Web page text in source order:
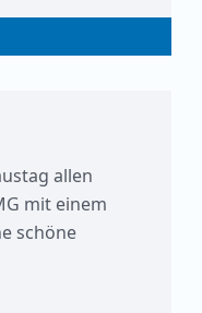
allen
mit einem
schöne